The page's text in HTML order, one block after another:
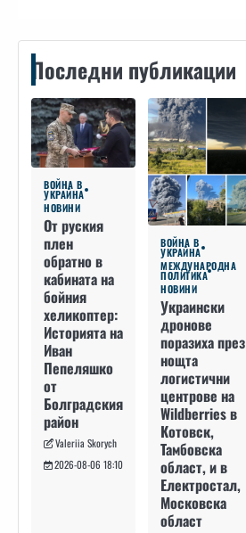
Последни публикации
ВОЙНА В
УКРАЙНА
НОВИНИ
От руския
плен
обратно в
кабината на
бойния
хеликоптер:
Историята на
Иван
Пепеляшко
от
Болградския
район
Valeriia Skorych
2026-08-06 18:10
ВОЙНА В
УКРАЙНА
МЕЖДУНАРОДНА
ПОЛИТИКА
НОВИНИ
Украински
дронове
поразиха през
нощта
логистични
центрове на
Wildberries в
Котовск,
Тамбовска
област, и в
Електростал,
Московска
област